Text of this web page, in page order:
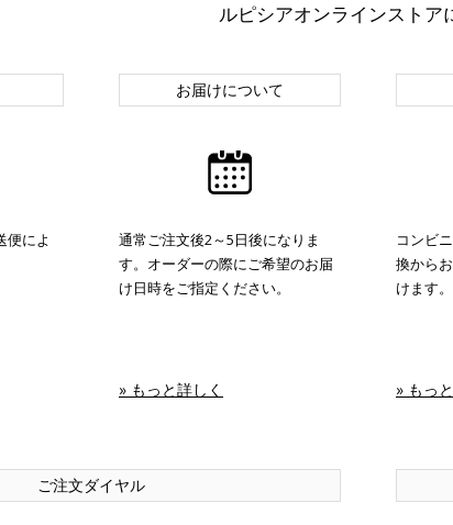
ルピシアオンラインストア
便によ
お届けについて
通常ご注文後2～5日後になりま
す。オーダーの際にご希望のお届
け日時をご指定ください。
» もっと詳しく
コンビ
換から
けます。
» もっ
ご注文ダイヤル